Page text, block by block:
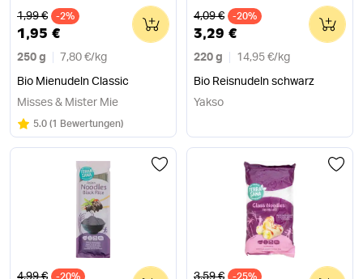
Alter Preis
1,99 € -2%
1,95 €
250 g 7,80 €/ kg
Bio Mienudeln Classic
0
Misses & Mister Mie
Bewertung:
5.0/5
(1 Bewertungen)
Alter Preis
4,09 € -20%
3,29 €
220 g 14,95 €/ kg
Bio Reisnudeln schwarz
0
Yakso
Alter Preis
4,99 € -20% Alter Preis
3,59 € -25%